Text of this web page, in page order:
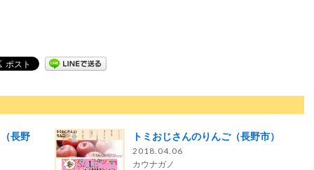
長野 トミおじさんのりんご（長野市）
2018.04.06
カウナガノ